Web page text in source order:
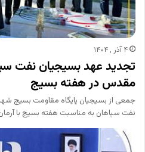
۴ آذر , ۱۴۰۴
تجدید عهد بسیجیان نفت
مقدس در هفته بسیج
جمعی از بسیجیان پایگاه مقاومت بسیج
نفت سپاهان به مناسبت هفته بسیج با